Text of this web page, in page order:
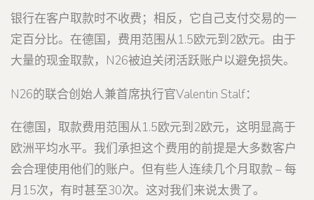
银行在客户取款时不收费；相反，它自己支付交易的一
定百分比。在德国，费用范围从1.5欧元到2欧元。由于
大量的现金取款，N26被迫关闭活跃账户以避免损失。
N26的联合创始人兼首席执行官Valentin Stalf：
在德国，取款费用范围从1.5欧元到2欧元，这明显高于
欧洲平均水平。我们承担这个费用的前提是大多数客户
会合理使用他们的账户。但有些人连续几个月取款 – 每
月15次，有时甚至30次。这对我们来说太贵了。